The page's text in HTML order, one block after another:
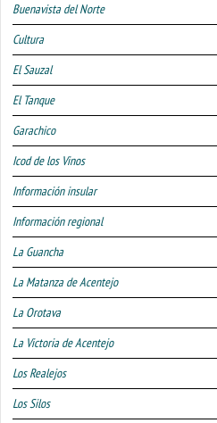
Buenavista del Norte
Cultura
El Sauzal
El Tanque
Garachico
Icod de los Vinos
Información insular
Información regional
La Guancha
La Matanza de Acentejo
La Orotava
La Victoria de Acentejo
Los Realejos
Los Silos